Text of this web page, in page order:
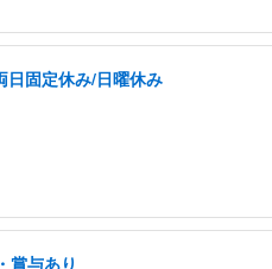
日固定休み/日曜休み
賞与あり